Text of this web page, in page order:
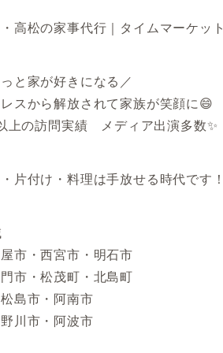
高松の家事代行｜タイムマーケット
と家が好きになる／
レスから解放されて家族が笑顔に😄
上の訪問実績 メディア出演多数✨
片付け・料理は手放せる時代です！
市・西宮市・明石市
市・松茂町・北島町
島市・阿南市
川市・阿波市